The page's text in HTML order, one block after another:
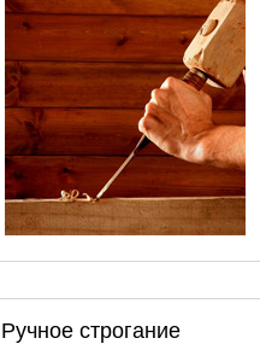
Ручное строгание